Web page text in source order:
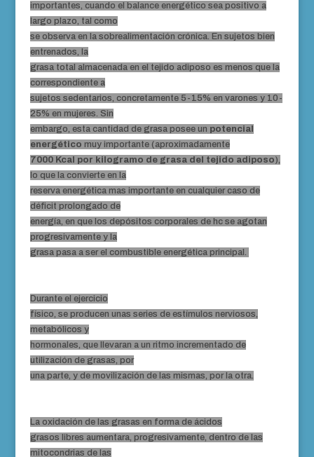
importantes, cuando el balance energético sea positivo a
largo plazo, tal como
se observa en la sobrealimentación crónica. En sujetos bien
entrenados, la
grasa total almacenada en el tejido adiposo es menos que la
correspondiente a
sujetos sedentarios, concretamente 5-15% en varones y 10-
25% en mujeres. Sin
embargo, esta cantidad de grasa posee un potencial
energético muy importante (aproximadamente
7000 Kcal por kilogramo de grasa del tejido adiposo),
lo que la convierte en la
reserva energética mas importante en cualquier caso de
déficit prolongado de
energía, en que los depósitos corporales de hc se agotan
progresivamente y la
grasa pasa a ser el combustible energética principal.
Durante el ejercicio
físico, se producen unas series de estímulos nerviosos,
metabólicos y
hormonales, que llevaran a un ritmo incrementado de
utilización de grasas, por
una parte, y de movilización de las mismas, por la otra.
La oxidación de las grasas en forma de ácidos
grasos libres aumentara, progresivamente, dentro de las
mitocondrias de las